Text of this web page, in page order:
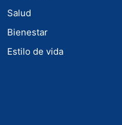
Salud
Bienestar
Estilo de vida